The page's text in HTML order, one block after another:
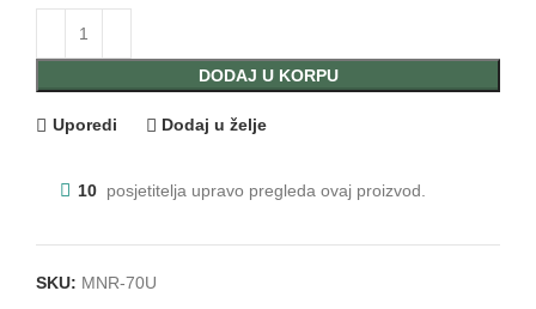
DODAJ U KORPU
Uporedi Dodaj u želje
10 posjetitelja upravo pregleda ovaj proizvod.
SKU: MNR-70U